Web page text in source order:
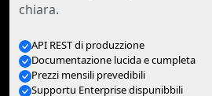
chiara.
API REST di produzzione
Documentazione lucida e cumpleta
Prezzi mensili prevedibili
Supportu Enterprise dispunibbili